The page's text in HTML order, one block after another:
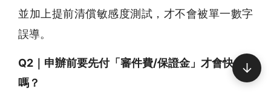
並加上提前清償敏感度測試，才不會被單一數字
誤導。
Q2｜申辦前要先付「審件費/保證金」才會快
嗎？
↓